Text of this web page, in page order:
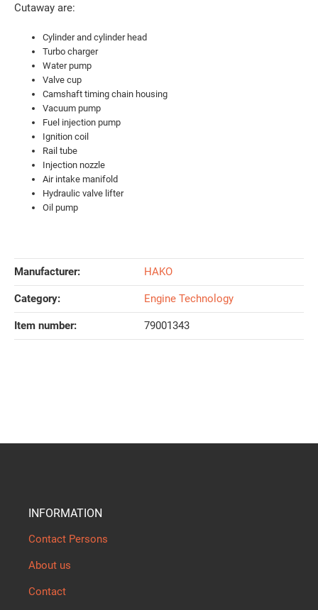
Cutaway are:
Cylinder and cylinder head
Turbo charger
Water pump
Valve cup
Camshaft timing chain housing
Vacuum pump
Fuel injection pump
Ignition coil
Rail tube
Injection nozzle
Air intake manifold
Hydraulic valve lifter
Oil pump
Manufacturer: HAKO
Category: Engine Technology
Item number: 79001343
INFORMATION
Contact Persons
About us
Contact